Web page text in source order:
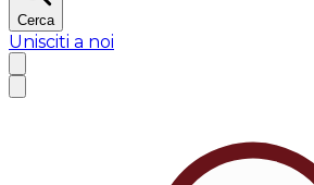
Cerca
Unisciti a noi